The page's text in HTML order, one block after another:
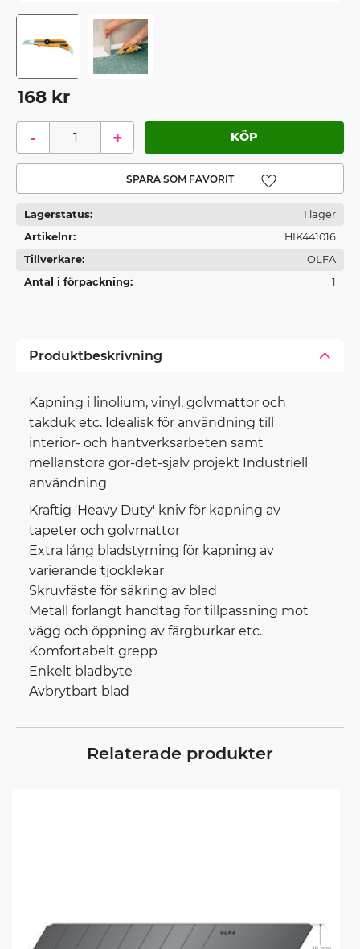
168 kr
+
-
Lägg till i favoriter
Lagerstatus
I lager
Artikelnr
HIK441016
Tillverkare
OLFA
Antal i förpackning
1
Produktbeskrivning
Kapning i linolium, vinyl, golvmattor och
takduk etc. Idealisk för användning till
interiör- och hantverksarbeten samt
mellanstora gör-det-själv projekt Industriell
användning
Kraftig 'Heavy Duty' kniv för kapning av
tapeter och golvmattor
Extra lång bladstyrning för kapning av
varierande tjocklekar
Skruvfäste för säkring av blad
Metall förlängt handtag för tillpassning mot
vägg och öppning av färgburkar etc.
Komfortabelt grepp
Enkelt bladbyte
Avbrytbart blad
Relaterade produkter